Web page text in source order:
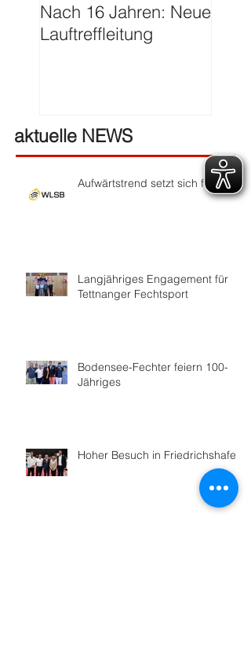
Nach 16 Jahren: Neue
Lauftreffleitung
aktuelle NEWS
Aufwärtstrend setzt sich fort
Langjähriges Engagement für
Tettnanger Fechtsport
Bodensee-Fechter feiern 100-
Jähriges
Hoher Besuch in Friedrichshafen